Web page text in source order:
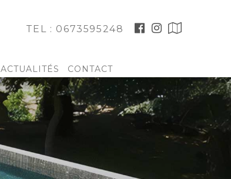
TEL : 0673595248
ACTUALITÉS CONTACT